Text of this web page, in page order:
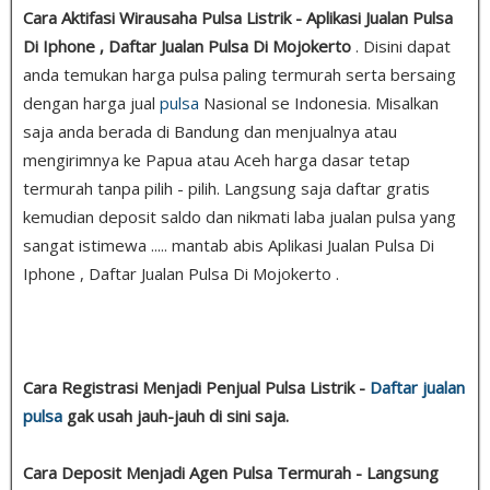
Cara Aktifasi Wirausaha Pulsa Listrik - Aplikasi Jualan Pulsa
Di Iphone , Daftar Jualan Pulsa Di Mojokerto . Disini dapat
anda temukan harga pulsa paling termurah serta bersaing
dengan harga jual pulsa Nasional se Indonesia. Misalkan
saja anda berada di Bandung dan menjualnya atau
mengirimnya ke Papua atau Aceh harga dasar tetap
termurah tanpa pilih - pilih. Langsung saja daftar gratis
kemudian deposit saldo dan nikmati laba jualan pulsa yang
sangat istimewa ..... mantab abis Aplikasi Jualan Pulsa Di
Iphone , Daftar Jualan Pulsa Di Mojokerto .
Cara Registrasi Menjadi Penjual Pulsa Listrik - Daftar jualan
pulsa gak usah jauh-jauh di sini saja.
Cara Deposit Menjadi Agen Pulsa Termurah - Langsung